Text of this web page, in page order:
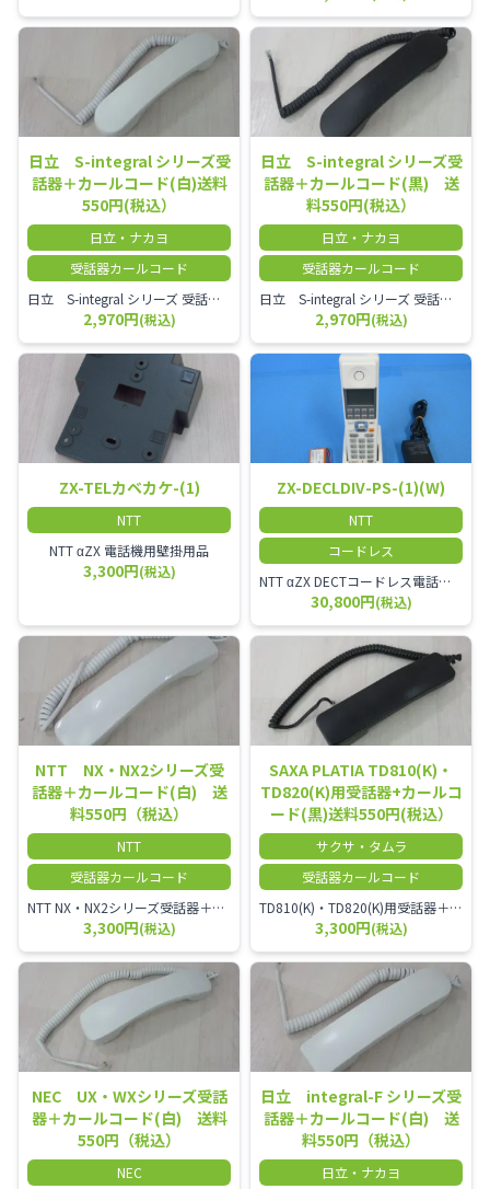
日立 S-integral シリーズ受
話器＋カールコード(白)送料
550円(税込）
日立・ナカヨ
受話器カールコード
日立 S-integral シリーズ 受話器＋カールコード セット（白）／本商品は中古品となります。 写真では分かりにくいキズ・汚れなどの使用感があります。 経年変化で日焼けの色味が強くなる場合がございます。 予めご理解・ご了承頂きますようお願いいたします。
2,970円(税込)
日立 S-integral シリーズ受
話器＋カールコード(黒) 送
料550円(税込）
日立・ナカヨ
受話器カールコード
日立 S-integral シリーズ 受話器＋カールコード セット（黒）／本商品は中古品となります。 写真では分かりにくいキズ・汚れなどの使用感があります。 経年変化で日焼けの色味が強くなる場合がございます。 予めご理解・ご了承頂きますようお願いいたします。
2,970円(税込)
ZX-TELカベカケ-(1)
NTT
NTT αZX 電話機用壁掛用品
3,300円(税込)
ZX-DECLDIV-PS-(1)(W)
NTT
コードレス
NTT αZX DECTコードレス電話機(ダイバーシティ方式)
30,800円(税込)
NTT NX・NX2シリーズ受
話器＋カールコード(白) 送
料550円（税込）
NTT
受話器カールコード
NTT NX・NX2シリーズ受話器＋カールコード
3,300円(税込)
SAXA PLATIA TD810(K)・
TD820(K)用受話器+カールコ
ード(黒)送料550円(税込）
サクサ・タムラ
受話器カールコード
TD810(K)・TD820(K)用受話器＋カールコード セット／本商品は中古品となります。 写真では分かりにくいキズ・汚れなどの使用感があります。 予めご理解・ご了承頂きますようお願いいたします。
3,300円(税込)
NEC UX・WXシリーズ受話
器＋カールコード(白) 送料
550円（税込）
NEC
日立 integral-F シリーズ受
話器＋カールコード(白) 送
料550円（税込）
日立・ナカヨ